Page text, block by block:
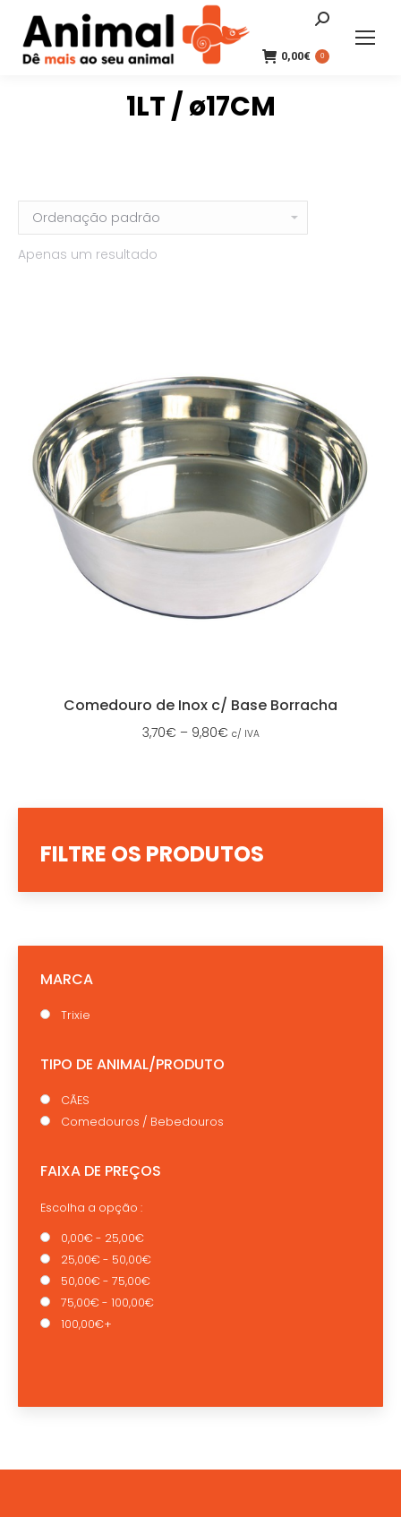
Search:
0,00€ 0
1LT / ø17CM
Apenas um resultado
Comedouro de Inox c/ Base Borracha
3,70€ – 9,80€ c/ IVA
FILTRE OS PRODUTOS
MARCA
Trixie
TIPO DE ANIMAL/PRODUTO
CÃES
Comedouros / Bebedouros
FAIXA DE PREÇOS
Escolha a opção :
0,00€ - 25,00€
25,00€ - 50,00€
50,00€ - 75,00€
75,00€ - 100,00€
100,00€+